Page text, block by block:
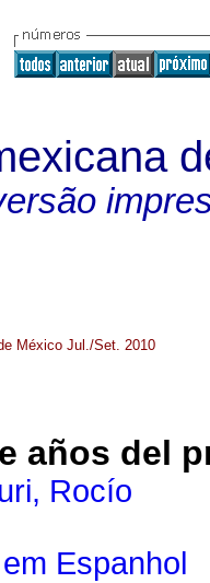
México Jul./Set. 2010
años del
Rocío
Espanhol